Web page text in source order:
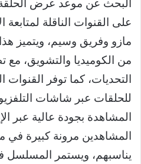
على القنوات الناقلة
مازو وفريق وسيم، ويتميز
من الكوميديا والتشويق،
التحديات، كما توفر القنوات
للحلقات عبر شاشات
المشاهدة بجودة عالية عبر
المشاهدين مرونة كبيرة
يناسبهم، ويستمر